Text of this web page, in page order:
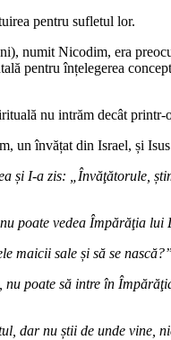
pentru sufletul lor.
Nicodim, era
pentru înțelegerea
nu intrăm decât printr-
un învățat din Israel, și
I-a zis: „Învăţătorule,
poate vedea Împărăţia lui
maicii sale și să se nască?”
poate să intre în
dar nu știi de unde